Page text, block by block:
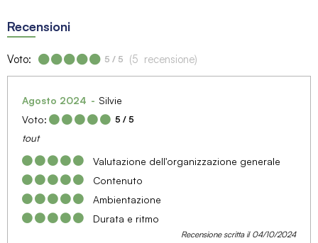
Recensioni
Voto: 5 / 5 (5 recensione)
Agosto 2024
Silvie
Voto:
5 / 5
tout
Valutazione dell'organizzazione generale
Contenuto
Ambientazione
Durata e ritmo
Recensione scritta il 04/10/2024